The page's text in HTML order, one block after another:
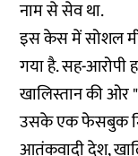
नाम से सेव था.
इस केस में सोशल
गया है. सह-
खालिस्तान की ओर
उसके एक फेसबुक
आतंकवादी देश,